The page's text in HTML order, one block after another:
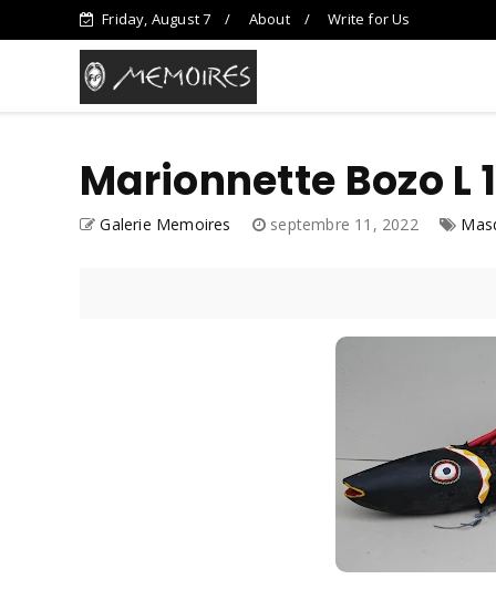
Friday, August 7 About Write for Us
Marionnette Bozo L
Galerie Memoires septembre 11, 2022